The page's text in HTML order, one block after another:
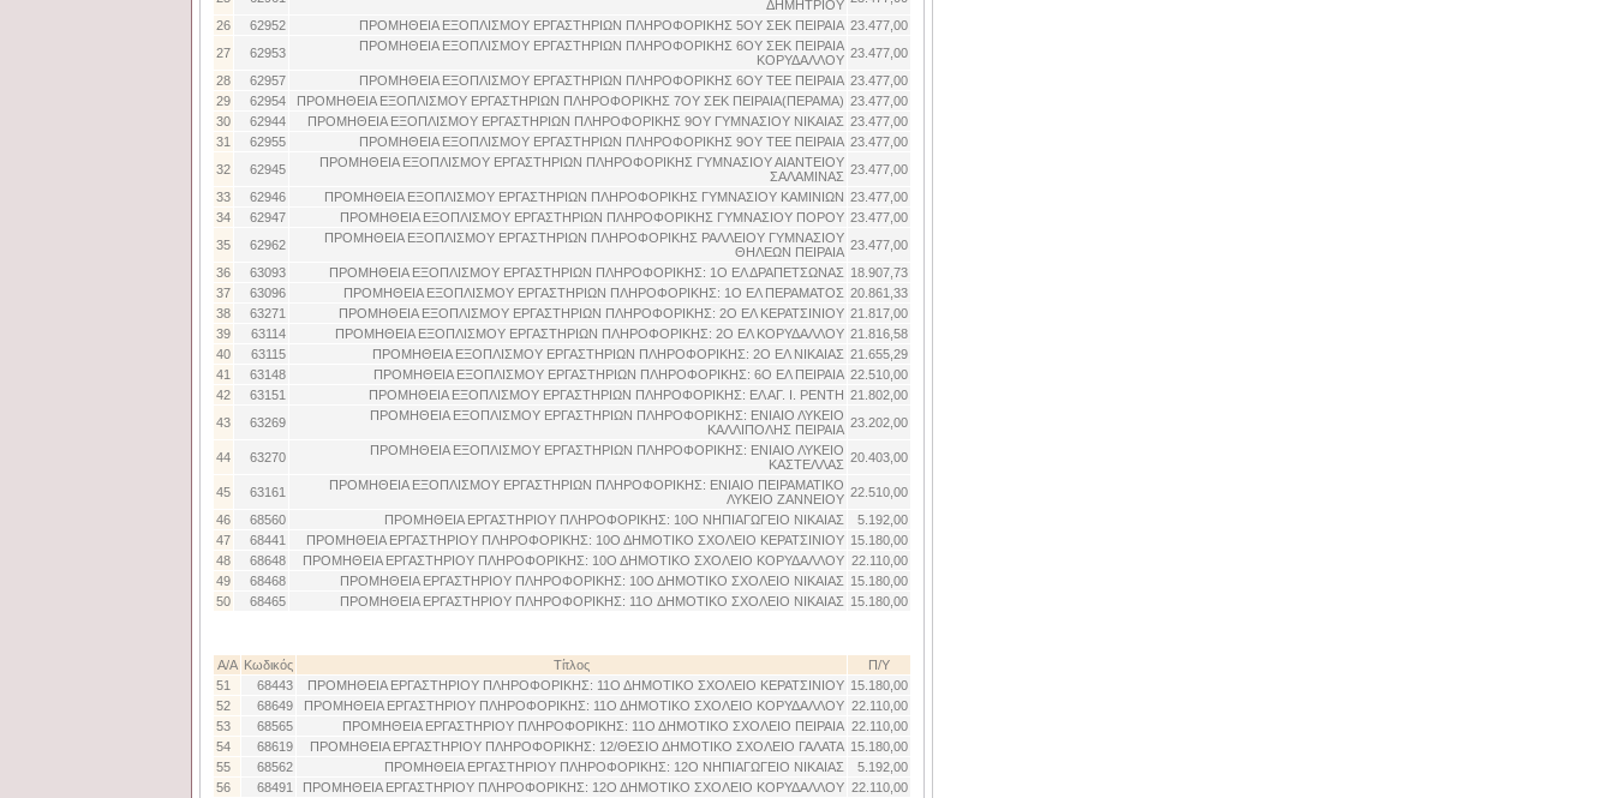
ΔΗΜΗΤΡΙΟΥ
26
62952 ΠΡΟΜΗΘΕΙΑ ΕΞΟΠΛΙΣΜΟΥ ΕΡΓΑΣΤΗΡΙΩΝ ΠΛΗΡΟΦΟΡΙΚΗΣ 5ΟΥ ΣΕΚ ΠΕΙΡΑΙΑ 23.477,00
27
62953
ΠΡΟΜΗΘΕΙΑ ΕΞΟΠΛΙΣΜΟΥ ΕΡΓΑΣΤΗΡΙΩΝ ΠΛΗΡΟΦΟΡΙΚΗΣ 6ΟΥ ΣΕΚ ΠΕΙΡΑΙΑ
ΚΟΡΥΔΑΛΛΟΥ 23.477,00
28
62957 ΠΡΟΜΗΘΕΙΑ ΕΞΟΠΛΙΣΜΟΥ ΕΡΓΑΣΤΗΡΙΩΝ ΠΛΗΡΟΦΟΡΙΚΗΣ 6ΟΥ ΤΕΕ ΠΕΙΡΑΙΑ 23.477,00
29
62954 ΠΡΟΜΗΘΕΙΑ ΕΞΟΠΛΙΣΜΟΥ ΕΡΓΑΣΤΗΡΙΩΝ ΠΛΗΡΟΦΟΡΙΚΗΣ 7ΟΥ ΣΕΚ ΠΕΙΡΑΙΑ(ΠΕΡΑΜΑ) 23.477,00
30
62944 ΠΡΟΜΗΘΕΙΑ ΕΞΟΠΛΙΣΜΟΥ ΕΡΓΑΣΤΗΡΙΩΝ ΠΛΗΡΟΦΟΡΙΚΗΣ 9ΟΥ ΓΥΜΝΑΣΙΟΥ ΝΙΚΑΙΑΣ 23.477,00
31
62955 ΠΡΟΜΗΘΕΙΑ ΕΞΟΠΛΙΣΜΟΥ ΕΡΓΑΣΤΗΡΙΩΝ ΠΛΗΡΟΦΟΡΙΚΗΣ 9ΟΥ ΤΕΕ ΠΕΙΡΑΙΑ 23.477,00
32
62945
ΠΡΟΜΗΘΕΙΑ ΕΞΟΠΛΙΣΜΟΥ ΕΡΓΑΣΤΗΡΙΩΝ ΠΛΗΡΟΦΟΡΙΚΗΣ ΓΥΜΝΑΣΙΟΥ ΑΙΑΝΤΕΙΟΥ
ΣΑΛΑΜΙΝΑΣ 23.477,00
33
62946 ΠΡΟΜΗΘΕΙΑ ΕΞΟΠΛΙΣΜΟΥ ΕΡΓΑΣΤΗΡΙΩΝ ΠΛΗΡΟΦΟΡΙΚΗΣ ΓΥΜΝΑΣΙΟΥ ΚΑΜΙΝΙΩΝ 23.477,00
34
62947 ΠΡΟΜΗΘΕΙΑ ΕΞΟΠΛΙΣΜΟΥ ΕΡΓΑΣΤΗΡΙΩΝ ΠΛΗΡΟΦΟΡΙΚΗΣ ΓΥΜΝΑΣΙΟΥ ΠΟΡΟΥ 23.477,00
35
62962
ΠΡΟΜΗΘΕΙΑ ΕΞΟΠΛΙΣΜΟΥ ΕΡΓΑΣΤΗΡΙΩΝ ΠΛΗΡΟΦΟΡΙΚΗΣ ΡΑΛΛΕΙΟΥ ΓΥΜΝΑΣΙΟΥ
ΘΗΛΕΩΝ ΠΕΙΡΑΙΑ 23.477,00
36
63093 ΠΡΟΜΗΘΕΙΑ ΕΞΟΠΛΙΣΜΟΥ ΕΡΓΑΣΤΗΡΙΩΝ ΠΛΗΡΟΦΟΡΙΚΗΣ: 1Ο ΕΛ ΔΡΑΠΕΤΣΩΝΑΣ 18.907,73
37
63096 ΠΡΟΜΗΘΕΙΑ ΕΞΟΠΛΙΣΜΟΥ ΕΡΓΑΣΤΗΡΙΩΝ ΠΛΗΡΟΦΟΡΙΚΗΣ: 1Ο ΕΛ ΠΕΡΑΜΑΤΟΣ 20.861,33
38
63271 ΠΡΟΜΗΘΕΙΑ ΕΞΟΠΛΙΣΜΟΥ ΕΡΓΑΣΤΗΡΙΩΝ ΠΛΗΡΟΦΟΡΙΚΗΣ: 2Ο ΕΛ ΚΕΡΑΤΣΙΝΙΟΥ 21.817,00
39
63114 ΠΡΟΜΗΘΕΙΑ ΕΞΟΠΛΙΣΜΟΥ ΕΡΓΑΣΤΗΡΙΩΝ ΠΛΗΡΟΦΟΡΙΚΗΣ: 2Ο ΕΛ ΚΟΡΥΔΑΛΛΟΥ 21.816,58
40
63115 ΠΡΟΜΗΘΕΙΑ ΕΞΟΠΛΙΣΜΟΥ ΕΡΓΑΣΤΗΡΙΩΝ ΠΛΗΡΟΦΟΡΙΚΗΣ: 2Ο ΕΛ ΝΙΚΑΙΑΣ 21.655,29
41
63148 ΠΡΟΜΗΘΕΙΑ ΕΞΟΠΛΙΣΜΟΥ ΕΡΓΑΣΤΗΡΙΩΝ ΠΛΗΡΟΦΟΡΙΚΗΣ: 6Ο ΕΛ ΠΕΙΡΑΙΑ 22.510,00
42
63151 ΠΡΟΜΗΘΕΙΑ ΕΞΟΠΛΙΣΜΟΥ ΕΡΓΑΣΤΗΡΙΩΝ ΠΛΗΡΟΦΟΡΙΚΗΣ: ΕΛ ΑΓ. Ι. ΡΕΝΤΗ 21.802,00
43
63269
ΠΡΟΜΗΘΕΙΑ ΕΞΟΠΛΙΣΜΟΥ ΕΡΓΑΣΤΗΡΙΩΝ ΠΛΗΡΟΦΟΡΙΚΗΣ: ΕΝΙΑΙΟ ΛΥΚΕΙΟ
ΚΑΛΛΙΠΟΛΗΣ ΠΕΙΡΑΙΑ 23.202,00
44 63270
ΠΡΟΜΗΘΕΙΑ ΕΞΟΠΛΙΣΜΟΥ ΕΡΓΑΣΤΗΡΙΩΝ ΠΛΗΡΟΦΟΡΙΚΗΣ: ΕΝΙΑΙΟ ΛΥΚΕΙΟ
ΚΑΣΤΕΛΛΑΣ 20.403,00
45 63161
ΠΡΟΜΗΘΕΙΑ ΕΞΟΠΛΙΣΜΟΥ ΕΡΓΑΣΤΗΡΙΩΝ ΠΛΗΡΟΦΟΡΙΚΗΣ: ΕΝΙΑΙΟ ΠΕΙΡΑΜΑΤΙΚΟ
ΛΥΚΕΙΟ ΖΑΝΝΕΙΟΥ 22.510,00
46
68560 ΠΡΟΜΗΘΕΙΑ ΕΡΓΑΣΤΗΡΙΟΥ ΠΛΗΡΟΦΟΡΙΚΗΣ: 10O ΝΗΠΙΑΓΩΓΕΙΟ ΝΙΚΑΙΑΣ
5.192,00
47
68441 ΠΡΟΜΗΘΕΙΑ ΕΡΓΑΣΤΗΡΙΟΥ ΠΛΗΡΟΦΟΡΙΚΗΣ: 10Ο ΔΗΜΟΤΙΚΟ ΣΧΟΛΕΙΟ ΚΕΡΑΤΣΙΝΙΟΥ 15.180,00
48
68648 ΠΡΟΜΗΘΕΙΑ ΕΡΓΑΣΤΗΡΙΟΥ ΠΛΗΡΟΦΟΡΙΚΗΣ: 10Ο ΔΗΜΟΤΙΚΟ ΣΧΟΛΕΙΟ ΚΟΡΥΔΑΛΛΟΥ 22.110,00
49
68468 ΠΡΟΜΗΘΕΙΑ ΕΡΓΑΣΤΗΡΙΟΥ ΠΛΗΡΟΦΟΡΙΚΗΣ: 10Ο ΔΗΜΟΤΙΚΟ ΣΧΟΛΕΙΟ ΝΙΚΑΙΑΣ 15.180,00
50
68465 ΠΡΟΜΗΘΕΙΑ ΕΡΓΑΣΤΗΡΙΟΥ ΠΛΗΡΟΦΟΡΙΚΗΣ: 11O ΔΗΜΟΤΙΚΟ ΣΧΟΛΕΙΟ ΝΙΚΑΙΑΣ 15.180,00
Α/Α Κωδικός Τίτλος
Π/Υ
51
68443 ΠΡΟΜΗΘΕΙΑ ΕΡΓΑΣΤΗΡΙΟΥ ΠΛΗΡΟΦΟΡΙΚΗΣ: 11Ο ΔΗΜΟΤΙΚΟ ΣΧΟΛΕΙΟ ΚΕΡΑΤΣΙΝΙΟΥ 15.180,00
52
68649 ΠΡΟΜΗΘΕΙΑ ΕΡΓΑΣΤΗΡΙΟΥ ΠΛΗΡΟΦΟΡΙΚΗΣ: 11Ο ΔΗΜΟΤΙΚΟ ΣΧΟΛΕΙΟ ΚΟΡΥΔΑΛΛΟΥ 22.110,00
53
68565 ΠΡΟΜΗΘΕΙΑ ΕΡΓΑΣΤΗΡΙΟΥ ΠΛΗΡΟΦΟΡΙΚΗΣ: 11Ο ΔΗΜΟΤΙΚΟ ΣΧΟΛΕΙΟ ΠΕΙΡΑΙΑ 22.110,00
54
68619 ΠΡΟΜΗΘΕΙΑ ΕΡΓΑΣΤΗΡΙΟΥ ΠΛΗΡΟΦΟΡΙΚΗΣ: 12/ΘΕΣΙΟ ΔΗΜΟΤΙΚΟ ΣΧΟΛΕΙΟ ΓΑΛΑΤΑ 15.180,00
55
68562 ΠΡΟΜΗΘΕΙΑ ΕΡΓΑΣΤΗΡΙΟΥ ΠΛΗΡΟΦΟΡΙΚΗΣ: 12O ΝΗΠΙΑΓΩΓΕΙΟ ΝΙΚΑΙΑΣ
5.192,00
56
68491 ΠΡΟΜΗΘΕΙΑ ΕΡΓΑΣΤΗΡΙΟΥ ΠΛΗΡΟΦΟΡΙΚΗΣ: 12Ο ΔΗΜΟΤΙΚΟ ΣΧΟΛΕΙΟ ΚΟΡΥΔΑΛΛΟΥ 22.110,00